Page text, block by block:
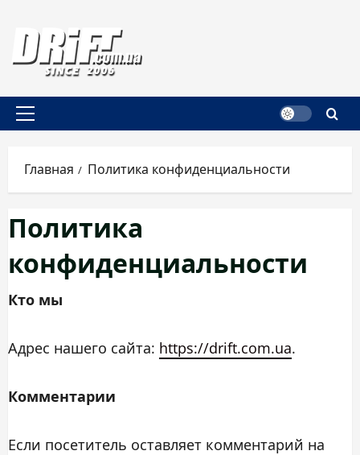
содержимому
Основное
Главная Политика конфиденциальности
Политика
конфиденциальности
Кто мы
Адрес нашего сайта: https://drift.com.ua.
Комментарии
Если посетитель оставляет комментарий на